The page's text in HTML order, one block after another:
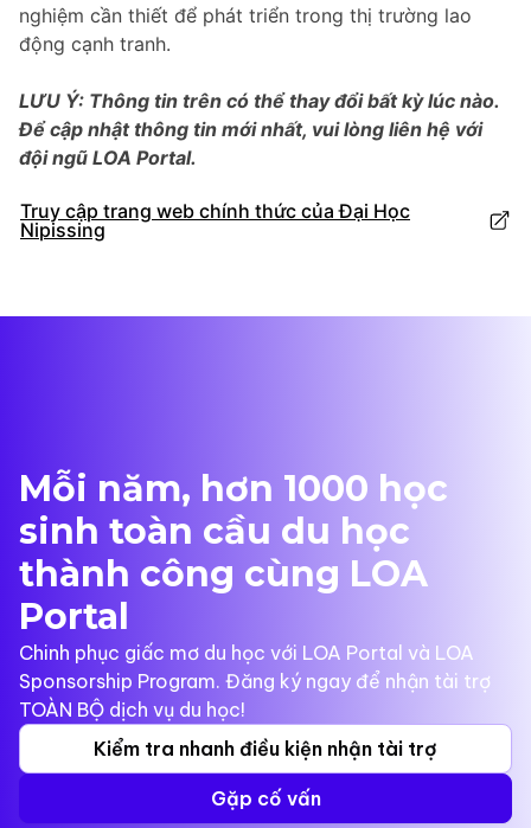
nghiệm cần thiết để phát triển trong thị trường lao
động cạnh tranh.
LƯU Ý: Thông tin trên có thể thay đổi bất kỳ lúc nào.
Để cập nhật thông tin mới nhất, vui lòng liên hệ với
đội ngũ LOA Portal.
Truy cập trang web chính thức của Đại Học
Nipissing
Mỗi năm, hơn 1000 học
sinh toàn cầu du học
thành công cùng LOA
Portal
Chinh phục giấc mơ du học với LOA Portal và LOA
Sponsorship Program. Đăng ký ngay để nhận tài trợ
TOÀN BỘ dịch vụ du học!
Kiểm tra nhanh điều kiện nhận tài trợ
Gặp cố vấn